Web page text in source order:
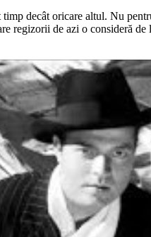
decât oricare altul. Nu
de azi o consideră